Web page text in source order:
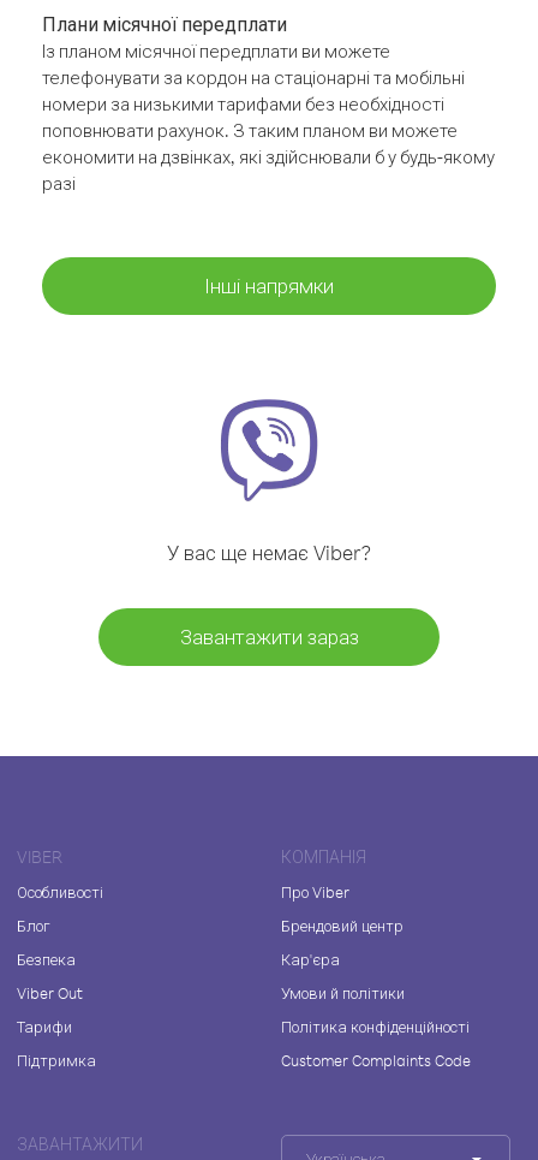
Плани місячної передплати
Із планом місячної передплати ви можете
телефонувати за кордон на стаціонарні та мобільні
номери за низькими тарифами без необхідності
поповнювати рахунок. З таким планом ви можете
економити на дзвінках, які здійснювали б у будь-якому
разі
Інші напрямки
У вас ще немає Viber?
Завантажити зараз
VIBER
Особливості
Блог
Безпека
Viber Out
Тарифи
Підтримка
КОМПАНІЯ
Про Viber
Брендовий центр
Кар'єра
Умови й політики
Політика конфіденційності
Customer Complaints Code
ЗАВАНТАЖИТИ